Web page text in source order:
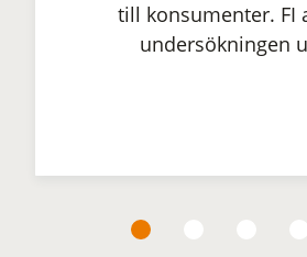
till konsumenter. FI
undersökningen